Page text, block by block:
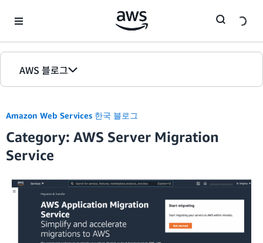
AWS 블로그
에디션
Amazon Web Services 한국 블로그
Category: AWS Server Migration
Service